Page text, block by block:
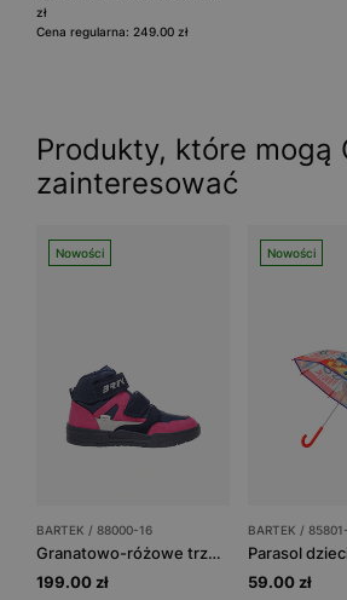
zł
Cena regularna: 249.00 zł
Produkty, które mogą
zainteresować
Nowości
BARTEK / 88000-16
Granatowo-różowe trzewiki dla dziewczynki z mikrofibry i materiału tekstylnego BARTEK 88000-16
199.00 zł
Nowości
BARTEK /
59.00 zł